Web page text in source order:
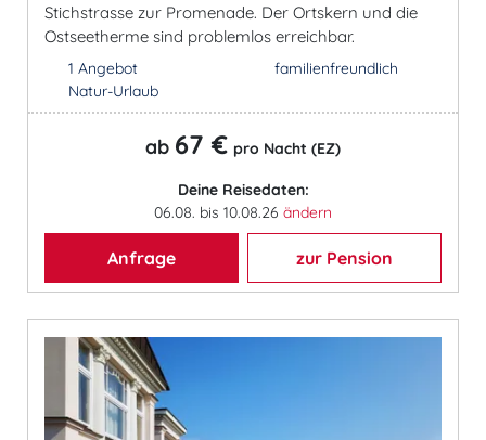
Stichstrasse zur Promenade. Der Ortskern und die
Ostseetherme sind problemlos erreichbar.
1 Angebot
Natur-Urlaub
familienfreundlich
ab 67 € pro Nacht (EZ)
Deine Reisedaten:
06.08. bis 10.08.26 ändern
Anfrage zur Pension